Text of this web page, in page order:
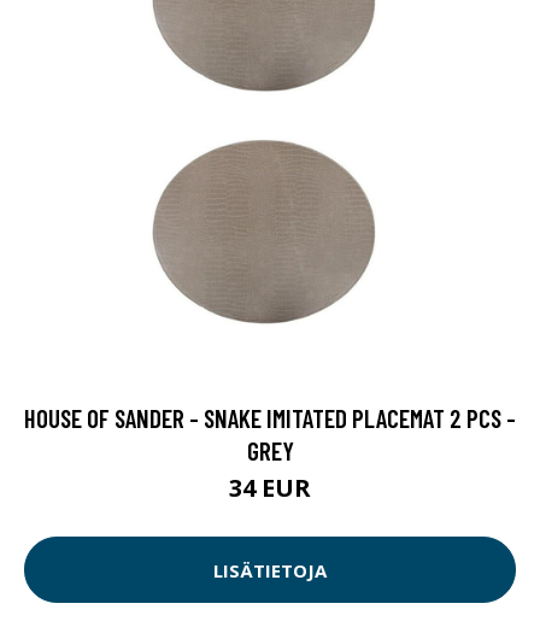
HOUSE OF SANDER - SNAKE IMITATED PLACEMAT 2 PCS -
GREY
34 EUR
LISÄTIETOJA